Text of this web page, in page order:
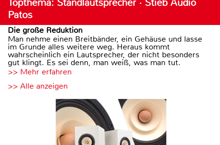
Topthema: Standlautsprecher · Stieb Audio
Patos
Die große Reduktion
Man nehme einen Breitbänder, ein Gehäuse und lasse
im Grunde alles weitere weg. Heraus kommt
wahrscheinlich ein Lautsprecher, der nicht besonders
gut klingt. Es sei denn, man weiß, was man tut.
>> Mehr erfahren
>> Alle anzeigen